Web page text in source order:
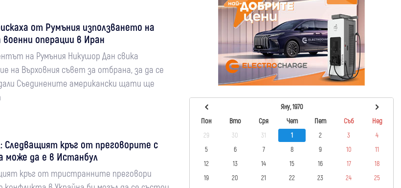
от Румъния използването на
военни операции в Иран
на Румъния Никушор Дан свика
на Върховния съвет за отбрана, за да се
Съединените американски щати ще
Следващият кръг от преговорите с
може да е в Истанбул
кръг от тристранните преговори
Яну, 1970
Пон
Вто Сря Чет Пет Съб
Нед
29
30 31 1 2 3
4
5
6 7 8 9 10
11
12
13 14 15 16 17
18
19
20 21 22 23 24
25